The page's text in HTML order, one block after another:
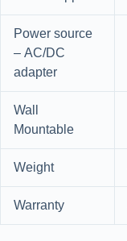
Power source
– AC/DC
adapter
Wall
Mountable
Weight
Warranty